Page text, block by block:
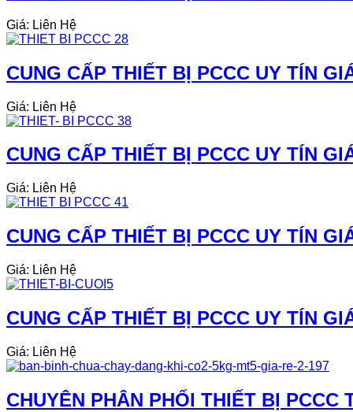
Giá: Liên Hệ
CUNG CẤP THIẾT BỊ PCCC UY TÍN
Giá: Liên Hệ
CUNG CẤP THIẾT BỊ PCCC UY TÍN
Giá: Liên Hệ
CUNG CẤP THIẾT BỊ PCCC UY TÍN
Giá: Liên Hệ
CUNG CẤP THIẾT BỊ PCCC UY TÍN
Giá: Liên Hệ
CHUYÊN PHÂN PHỐI THIẾT BỊ PCCC